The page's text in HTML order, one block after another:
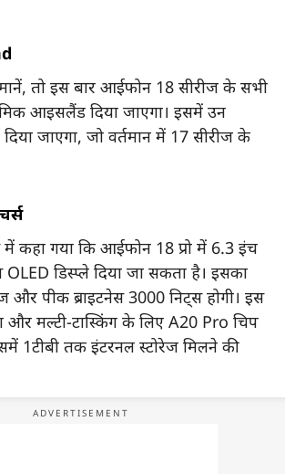
मानें, तो इस बार आईफोन 18 सीरीज के सभी
आइसलैंड दिया जाएगा। इसमें उन
जाएगा, जो वर्तमान में 17 सीरीज के
में कहा गया कि आईफोन 18 प्रो में 6.3 इंच
डिस्प्ले दिया जा सकता है। इसका
और पीक ब्राइटनेस 3000 निट्स होगी। इस
और मल्टी-टास्किंग के लिए A20 Pro चिप
1टीबी तक इंटरनल स्टोरेज मिलने की